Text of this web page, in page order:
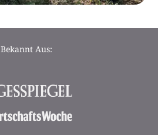
Bekannt Aus: